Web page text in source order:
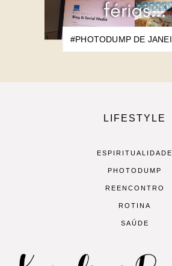
LIFESTYLE
ESPIRITUALIDADE
PHOTODUMP
REENCONTRO
ROTINA
SAÚDE